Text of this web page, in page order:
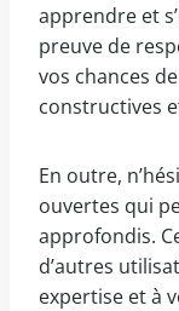
apprendre et
preuve de
vos chances
constructives
En outre,
ouvertes qui
approfondis.
d’autres
expertise et à